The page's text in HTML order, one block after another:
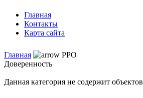
Главная
Контакты
Карта сайта
Главная
РРО
Доверенность
Данная категория не содержит